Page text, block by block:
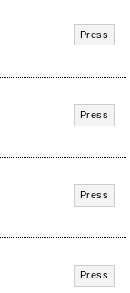
Press
Press
Press
Press